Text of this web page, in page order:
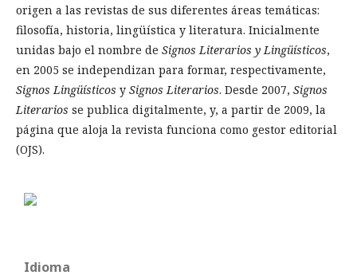
origen a las revistas de sus diferentes áreas temáticas:
filosofía, historia, lingüística y literatura. Inicialmente
unidas bajo el nombre de Signos Literarios y Lingüísticos,
en 2005 se independizan para formar, respectivamente,
Signos Lingüísticos y Signos Literarios. Desde 2007, Signos
Literarios se publica digitalmente, y, a partir de 2009, la
página que aloja la revista funciona como gestor editorial
(OJS).
Idioma